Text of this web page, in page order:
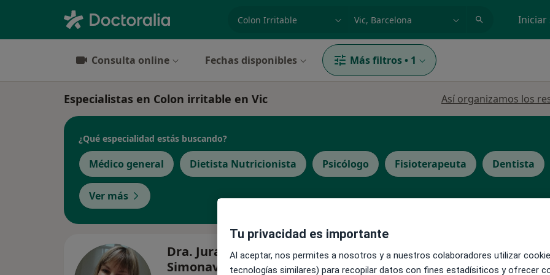
Iniciar
Consulta online Fechas disponibles Más filtros • 1
Especialistas en Colon irritable en Vic Así organizamos los
¿Qué especialidad estás buscando?
Médico general Dietista Nutricionista Psicólogo Fisioterapeuta Dentista
Ver más
Dra. Jurate Lipeikaite
Simonaviciute
Ver teléfono
Tu privacidad es importante
Al aceptar, nos permites a nosotros y a nuestros colaboradores utilizar
tecnologías similares) para recopilar datos con fines estadísiticos y ofrecer